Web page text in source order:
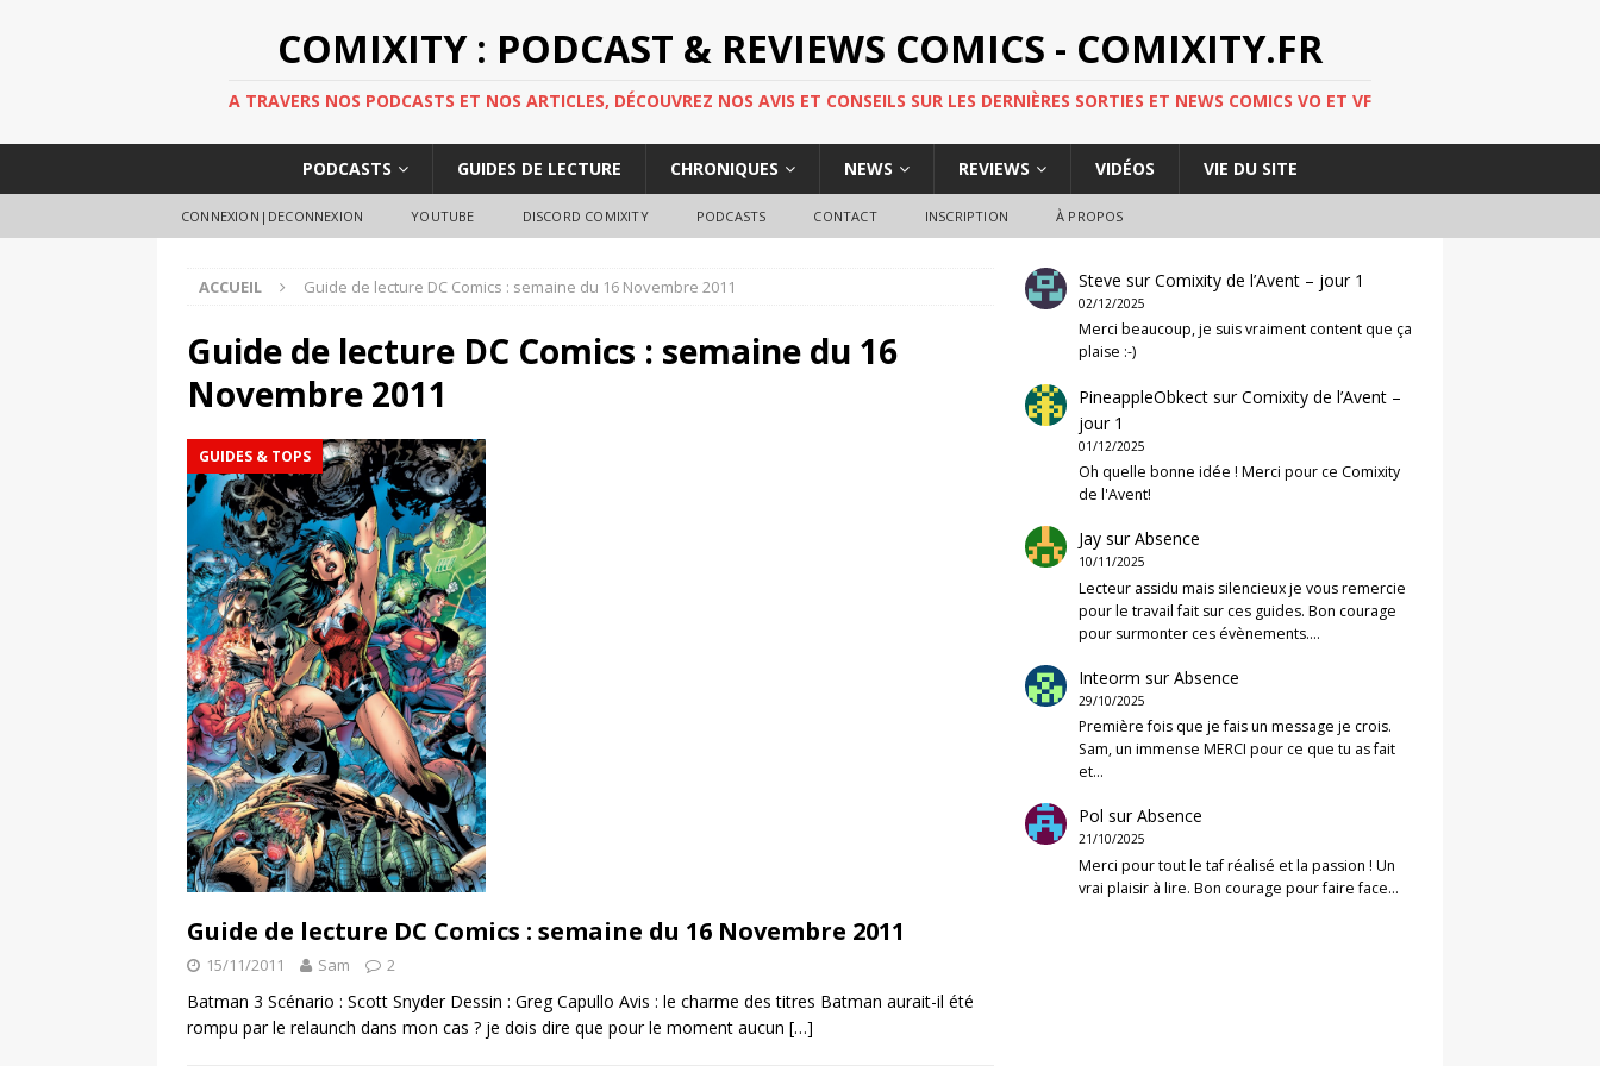
COMIXITY : PODCAST & REVIEWS COMICS - COMIXITY.FR
A TRAVERS NOS PODCASTS ET NOS ARTICLES, DÉCOUVREZ NOS AVIS ET CONSEILS SUR LES DERNIÈRES SORTIES ET NEWS COMICS VO ET VF
PODCASTS GUIDES DE LECTURE CHRONIQUES NEWS REVIEWS VIDÉOS VIE DU SITE
CONNEXION|DECONNEXION YOUTUBE DISCORD COMIXITY PODCASTS CONTACT INSCRIPTION À PROPOS
ACCUEIL Guide de lecture DC Comics : semaine du 16 Novembre 2011
Guide de lecture DC Comics : semaine du 16
Novembre 2011
GUIDES & TOPS
Guide de lecture DC Comics : semaine du 16 Novembre 2011
15/11/2011 Sam 2
Batman 3 Scénario : Scott Snyder Dessin : Greg Capullo Avis : le charme des titres Batman aurait-il été
rompu par le relaunch dans mon cas ? je dois dire que pour le moment aucun […]
Steve surComixity de l’Avent – jour 1
02/12/2025
Merci beaucoup, je suis vraiment content que ça
plaise :-)
PineappleObkect surComixity de l’Avent –
jour 1
01/12/2025
Oh quelle bonne idée ! Merci pour ce Comixity
de l'Avent!
Jay surAbsence
10/11/2025
Lecteur assidu mais silencieux je vous remercie
pour le travail fait sur ces guides. Bon courage
pour surmonter ces évènements.…
Inteorm surAbsence
29/10/2025
Première fois que je fais un message je crois.
Sam, un immense MERCI pour ce que tu as fait
et…
Pol surAbsence
21/10/2025
Merci pour tout le taf réalisé et la passion ! Un
vrai plaisir à lire. Bon courage pour faire face…